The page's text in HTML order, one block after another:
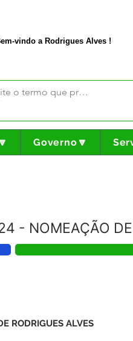
vindo a Rodrigues Alves !
Governo🔽
- NOMEAÇÃO
RODRIGUES ALVES